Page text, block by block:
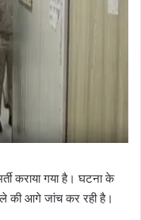
कराया गया है। घटना के
की आगे जांच कर रही है।